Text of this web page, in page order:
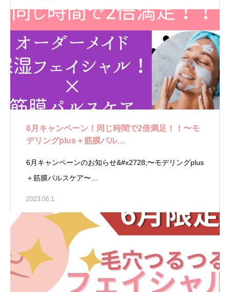
6月キャンペーン！同じ時間で2倍満足！！〜モ
デリングplus＋筋膜パル…
6月キャンペーンのお知らせ&#x2728;〜モデリングplus
＋筋膜パルスケア〜…
2023.06.1